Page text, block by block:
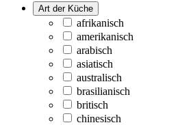
Art der Küche
afrikanisch
amerikanisch
arabisch
asiatisch
australisch
brasilianisch
britisch
chinesisch